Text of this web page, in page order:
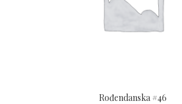
Rođendanska #46